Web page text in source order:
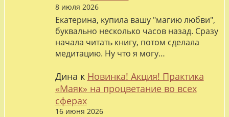
8 июля 2026
Екатерина, купила вашу "магию любви",
буквально несколько часов назад. Сразу
начала читать книгу, потом сделала
медитацию. Ну что я могу…
Дина к Новинка! Акция! Практика
«Маяк» на процветание во всех
сферах
16 июня 2026